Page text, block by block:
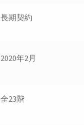
長期契約
2020年2月
全23階